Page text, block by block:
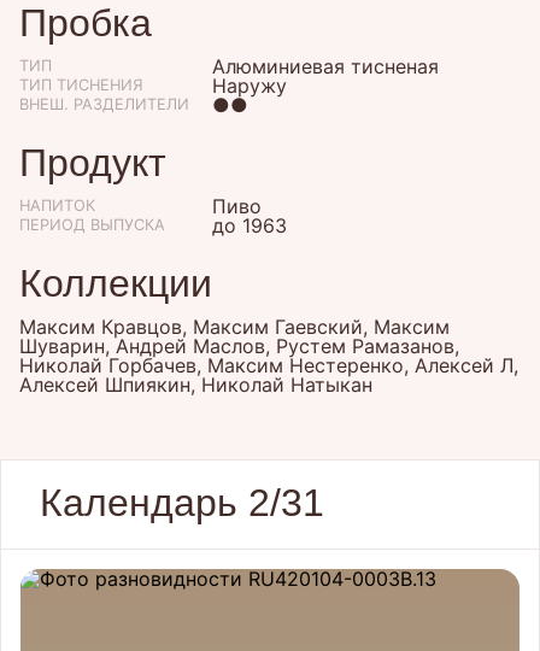
Пробка
ТИП Алюминиевая тисненая
ТИП ТИСНЕНИЯ Наружу
ВНЕШ. РАЗДЕЛИТЕЛИ ●●
Продукт
НАПИТОК Пиво
ПЕРИОД ВЫПУСКА до 1963
Коллекции
Максим Кравцов, Максим Гаевский, Максим
Шуварин, Андрей Маслов, Рустем Рамазанов,
Николай Горбачев, Максим Нестеренко, Алексей Л,
Алексей Шпиякин, Николай Натыкан
Календарь 2/31